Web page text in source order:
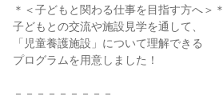
＊＜子どもと関わる仕事を目指す方へ＞＊
子どもとの交流や施設見学を通して、
「児童養護施設」について理解できる
プログラムを用意しました！
－－－－－－－－－